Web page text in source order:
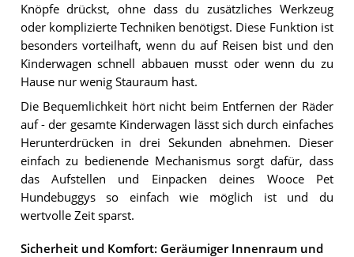
Knöpfe drückst, ohne dass du zusätzliches Werkzeug
oder komplizierte Techniken benötigst. Diese Funktion ist
besonders vorteilhaft, wenn du auf Reisen bist und den
Kinderwagen schnell abbauen musst oder wenn du zu
Hause nur wenig Stauraum hast.
Die Bequemlichkeit hört nicht beim Entfernen der Räder
auf - der gesamte Kinderwagen lässt sich durch einfaches
Herunterdrücken in drei Sekunden abnehmen. Dieser
einfach zu bedienende Mechanismus sorgt dafür, dass
das Aufstellen und Einpacken deines Wooce Pet
Hundebuggys so einfach wie möglich ist und du
wertvolle Zeit sparst.
Sicherheit und Komfort: Geräumiger Innenraum und